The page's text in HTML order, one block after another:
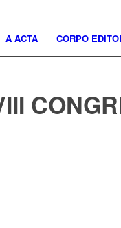
A ACTA CORPO